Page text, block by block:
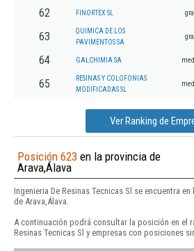
62 FINORTEX SL
63
QUIMICA DE LOS
PAVIMENTOS SA
64 GALCHIMIA SA
65
RESINAS Y COLOFONIAS
MODIFICADAS SL
Ver Ranking de
Posición 623 en la provincia de
Arava,Álava
Ingenieria De Resinas Tecnicas Sl se encuentra
de Arava,Álava.
A continuación podrá consultar la posición en el
Resinas Tecnicas Sl y empresas con posiciones